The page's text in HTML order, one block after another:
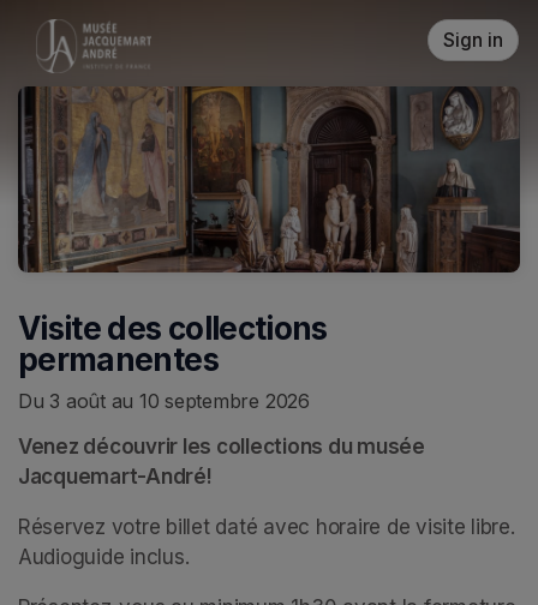
Skip header
Sign in
Visite des collections
permanentes
Du 3 août au 10 septembre 2026
Venez découvrir les collections du musée
Jacquemart-André!
Réservez votre billet daté avec horaire de visite libre.
Audioguide inclus.